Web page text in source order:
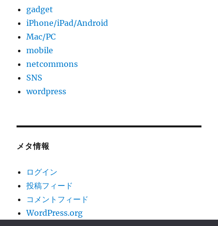
gadget
iPhone/iPad/Android
Mac/PC
mobile
netcommons
SNS
wordpress
メタ情報
ログイン
投稿フィード
コメントフィード
WordPress.org